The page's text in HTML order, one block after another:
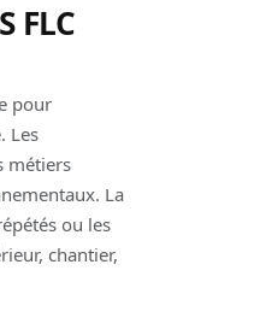
FLC
pour
Les
métiers
La
ou les
chantier,